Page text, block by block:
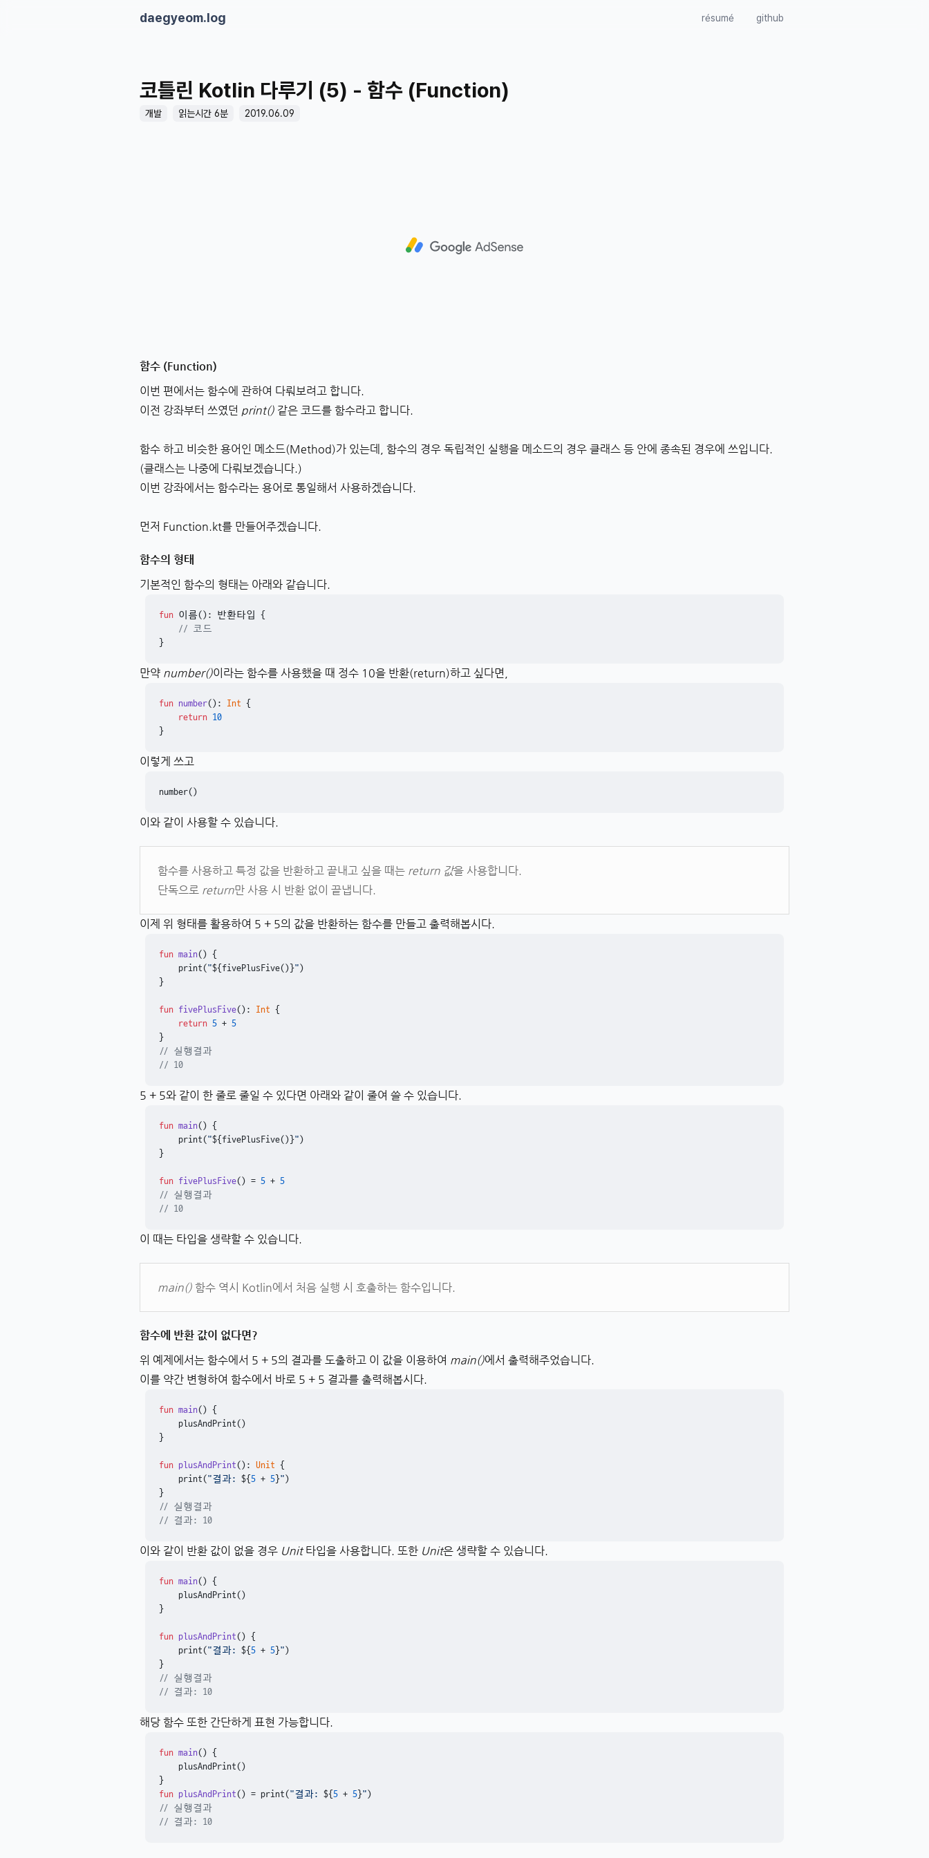
daegyeom.log résumé github
코틀린 Kotlin 다루기 (5) - 함수 (Function)
개발 읽는시간 6분 2019.06.09
함수 (Function)
이번 편에서는 함수에 관하여 다뤄보려고 합니다.
이전 강좌부터 쓰였던 print() 같은 코드를 함수라고 합니다.
함수 하고 비슷한 용어인 메소드(Method)가 있는데, 함수의 경우 독립적인 실행을 메소드의 경우 클래스 등 안에 종속된 경우에 쓰입니다.
(클래스는 나중에 다뤄보겠습니다.)
이번 강좌에서는 함수라는 용어로 통일해서 사용하겠습니다.
먼저 Function.kt를 만들어주겠습니다.
함수의 형태
기본적인 함수의 형태는 아래와 같습니다.
fun 이름() : 반환타입 {
// 코드
}
만약 number()이라는 함수를 사용했을 때 정수 10을 반환(return)하고 싶다면,
fun number() : Int {
return 10
}
이렇게 쓰고
number()
이와 같이 사용할 수 있습니다.
함수를 사용하고 특정 값을 반환하고 끝내고 싶을 때는 return 값을 사용합니다.
단독으로 return만 사용 시 반환 없이 끝냅니다.
이제 위 형태를 활용하여 5 + 5의 값을 반환하는 함수를 만들고 출력해봅시다.
fun main() {
    print(
"${fivePlusFive()}" )
}
fun fivePlusFive() : Int {
return 5 + 5
// 실행결과
// 10
5 + 5와 같이 한 줄로 줄일 수 있다면 아래와 같이 줄여 쓸 수 있습니다.
fun main() {
    print(
"${fivePlusFive()}" )
}
fun fivePlusFive() = 5 + 5
// 실행결과
// 10
이 때는 타입을 생략할 수 있습니다.
main() 함수 역시 Kotlin에서 처음 실행 시 호출하는 함수입니다.
함수에 반환 값이 없다면?
위 예제에서는 함수에서 5 + 5의 결과를 도출하고 이 값을 이용하여 main()에서 출력해주었습니다.
이를 약간 변형하여 함수에서 바로 5 + 5 결과를 출력해봅시다.
fun main() {
    plusAndPrint()
}
fun plusAndPrint() : Unit {
    print(
"결과: ${5 + 5}" )
// 실행결과
// 결과: 10
이와 같이 반환 값이 없을 경우 Unit타입을 사용합니다. 또한 Unit은 생략할 수 있습니다.
fun main() {
    plusAndPrint()
}
fun plusAndPrint() {
    print(
"결과: ${5 + 5}" )
// 실행결과
// 결과: 10
해당 함수 또한 간단하게 표현 가능합니다.
fun main() {
    plusAndPrint()
fun plusAndPrint() = print( "결과: ${5 + 5}"
// 실행결과
// 결과: 10